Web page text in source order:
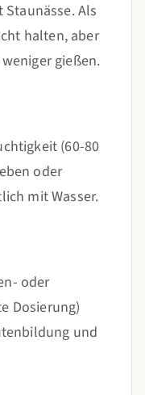
Als
halten, aber
gießen.
(60-80
oder
mit Wasser.
oder
Dosierung)
und